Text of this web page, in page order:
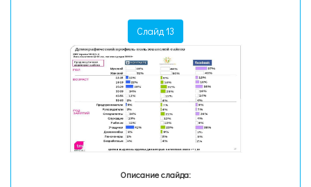
Слайд 13
Описание слайда: